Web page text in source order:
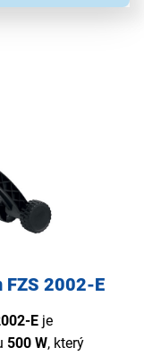
FZS 2002-E
E je
500 W, který